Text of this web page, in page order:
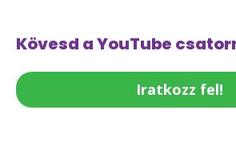
Kövesd a YouTube
Iratkozz fel!